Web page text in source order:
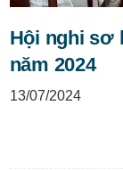
Hội nghi sơ
năm 2024
13/07/2024